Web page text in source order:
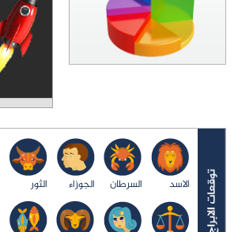
الاسد السرطان الجوزاء الثور